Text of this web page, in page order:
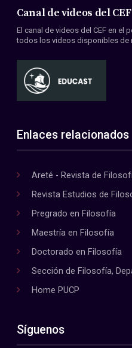
Canal de videos del CEF
El canal de videos del CEF en el
todos los videos disponibles de
Enlaces relacionados
Areté - Revista de
Revista Estudios de
Pregrado en Filosofía
Maestría en Filosofía
Doctorado en Filosofía
Sección de Filosofía,
Home PUCP
Síguenos